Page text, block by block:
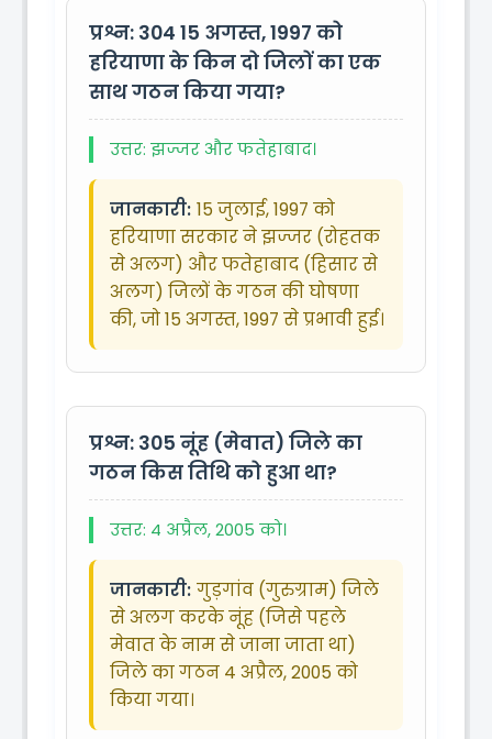
प्रश्न: 304 15 अगस्त, 1997 को
हरियाणा के किन दो जिलों का एक
साथ गठन किया गया?
उत्तर: झज्जर और फतेहाबाद।
जानकारी: 15 जुलाई, 1997 को
हरियाणा सरकार ने झज्जर (रोहतक
से अलग) और फतेहाबाद (हिसार से
अलग) जिलों के गठन की घोषणा
की, जो 15 अगस्त, 1997 से प्रभावी हुई।
प्रश्न: 305 नूंह (मेवात) जिले का
गठन किस तिथि को हुआ था?
उत्तर: 4 अप्रैल, 2005 को।
जानकारी: गुड़गांव (गुरुग्राम) जिले
से अलग करके नूंह (जिसे पहले
मेवात के नाम से जाना जाता था)
जिले का गठन 4 अप्रैल, 2005 को
किया गया।